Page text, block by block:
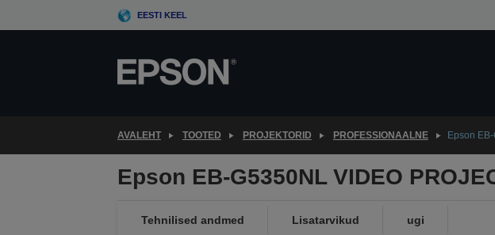
to
EESTI KEEL
AVALEHT TOOTED PROJEKTORID PROFESSIONAALNE Epson
Epson EB-G5350NL VIDEO
Tehnilised andmed Lisatarvikud ugi